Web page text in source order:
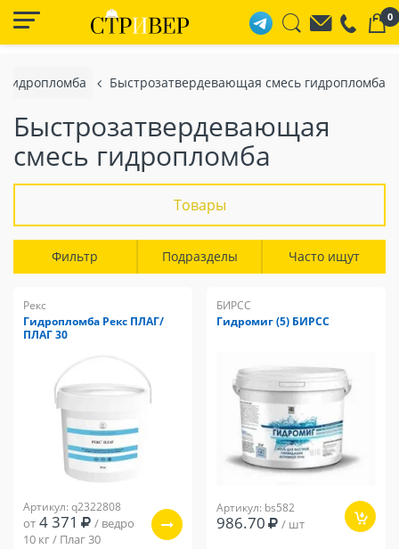
0
Гидропломба Быстрозатвердевающая смесь гидропломба
Быстрозатвердевающая
смесь гидропломба
Товары
Фильтр Подразделы Часто ищут
Рекс
Гидропломба Рекс ПЛАГ/
ПЛАГ 30
Артикул: q2322808
от 4 371 / ведро
10 кг / Плаг 30
БИРСС
Гидромиг (5) БИРСС
Артикул: bs582
986.70 / шт